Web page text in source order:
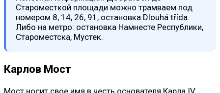
Староместкой площади можно трамваем под
номером 8, 14, 26, 91, остановка Dlouhá třída.
Либо на метро: остановка Намнесте Республики,
Староместска, Мустек.
Карлов Мост